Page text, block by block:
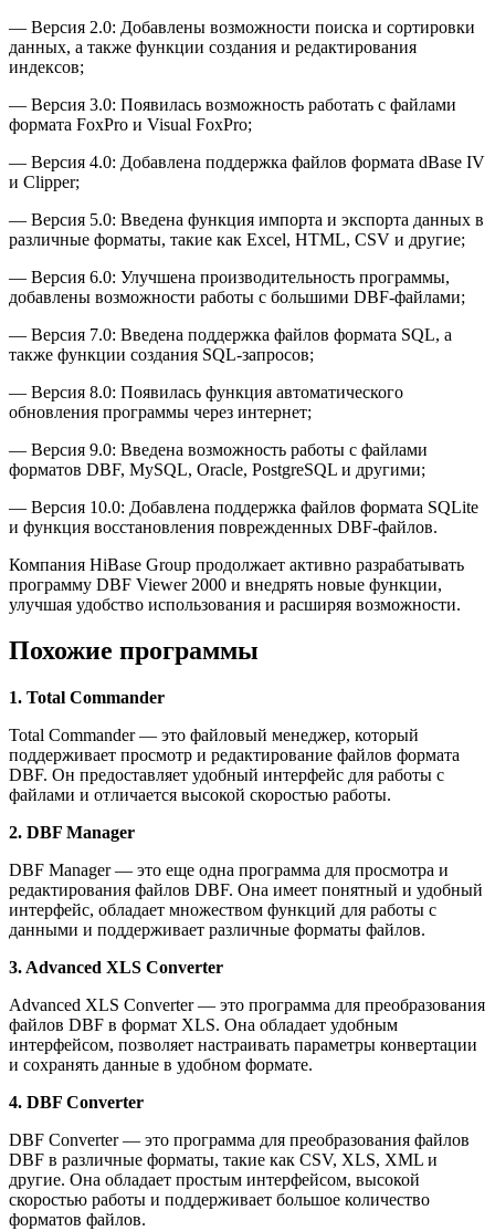
— Версия 2.0: Добавлены возможности поиска и сортировки
данных, а также функции создания и редактирования
индексов;
— Версия 3.0: Появилась возможность работать с файлами
формата FoxPro и Visual FoxPro;
— Версия 4.0: Добавлена поддержка файлов формата dBase IV
и Clipper;
— Версия 5.0: Введена функция импорта и экспорта данных в
различные форматы, такие как Excel, HTML, CSV и другие;
— Версия 6.0: Улучшена производительность программы,
добавлены возможности работы с большими DBF-файлами;
— Версия 7.0: Введена поддержка файлов формата SQL, а
также функции создания SQL-запросов;
— Версия 8.0: Появилась функция автоматического
обновления программы через интернет;
— Версия 9.0: Введена возможность работы с файлами
форматов DBF, MySQL, Oracle, PostgreSQL и другими;
— Версия 10.0: Добавлена поддержка файлов формата SQLite
и функция восстановления поврежденных DBF-файлов.
Компания HiBase Group продолжает активно разрабатывать
программу DBF Viewer 2000 и внедрять новые функции,
улучшая удобство использования и расширяя возможности.
Похожие программы
1. Total Commander
Total Commander — это файловый менеджер, который
поддерживает просмотр и редактирование файлов формата
DBF. Он предоставляет удобный интерфейс для работы с
файлами и отличается высокой скоростью работы.
2. DBF Manager
DBF Manager — это еще одна программа для просмотра и
редактирования файлов DBF. Она имеет понятный и удобный
интерфейс, обладает множеством функций для работы с
данными и поддерживает различные форматы файлов.
3. Advanced XLS Converter
Advanced XLS Converter — это программа для преобразования
файлов DBF в формат XLS. Она обладает удобным
интерфейсом, позволяет настраивать параметры конвертации
и сохранять данные в удобном формате.
4. DBF Converter
DBF Converter — это программа для преобразования файлов
DBF в различные форматы, такие как CSV, XLS, XML и
другие. Она обладает простым интерфейсом, высокой
скоростью работы и поддерживает большое количество
форматов файлов.